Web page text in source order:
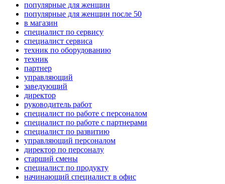
популярные для женщин
популярные для женщин после 50
в магазин
специалист по сервису
специалист сервиса
техник по оборудованию
техник
партнер
управляющий
заведующий
директор
руководитель работ
специалист по работе с персоналом
специалист по работе с партнерами
специалист по развитию
управляющий персоналом
директор по персоналу
старший смены
специалист по продукту
начинающий специалист в офис